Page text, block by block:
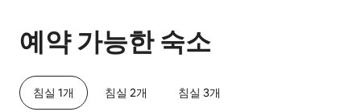
예약 가능한 숙소
침실 1개 침실 2개 침실 3개